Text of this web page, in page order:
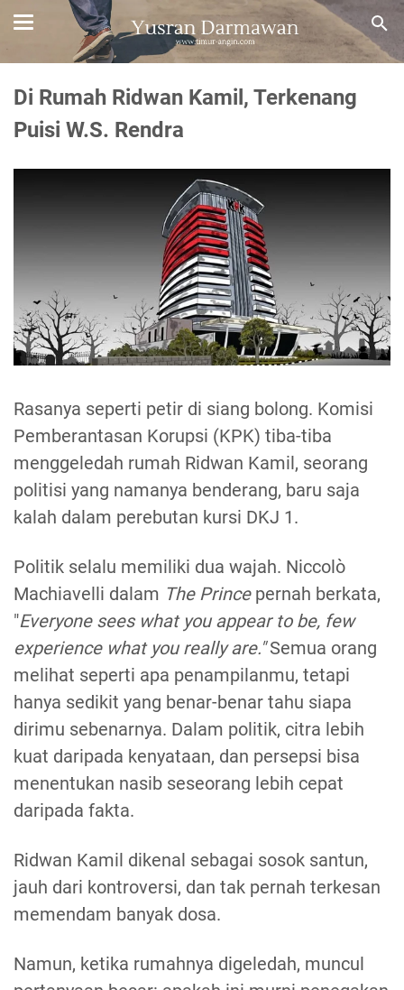
Di Rumah Ridwan Kamil, Terkenang
Puisi W.S. Rendra
Rasanya seperti petir di siang bolong. Komisi
Pemberantasan Korupsi (KPK) tiba-tiba
menggeledah rumah Ridwan Kamil, seorang
politisi yang namanya benderang, baru saja
kalah dalam perebutan kursi DKJ 1.
Politik selalu memiliki dua wajah. Niccolò
Machiavelli dalam The Prince pernah berkata,
"Everyone sees what you appear to be, few
experience what you really are."Semua orang
melihat seperti apa penampilanmu, tetapi
hanya sedikit yang benar-benar tahu siapa
dirimu sebenarnya. Dalam politik, citra lebih
kuat daripada kenyataan, dan persepsi bisa
menentukan nasib seseorang lebih cepat
daripada fakta.
Ridwan Kamil dikenal sebagai sosok santun,
jauh dari kontroversi, dan tak pernah terkesan
memendam banyak dosa.
Namun, ketika rumahnya digeledah, muncul